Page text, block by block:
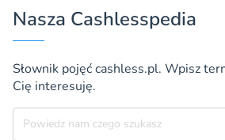
Nasza Cashlesspedia
Słownik pojęć cashless.pl. Wpisz
Cię interesuję.
Szukane hasło